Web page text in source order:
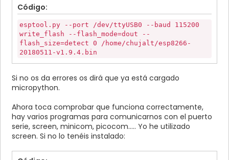
Código:
esptool.py --port /dev/ttyUSB0 --baud 115200
write_flash --flash_mode=dout --
flash_size=detect 0 /home/chujalt/esp8266-
20180511-v1.9.4.bin
Si no os da errores os dirá que ya está cargado
micropython.
Ahora toca comprobar que funciona correctamente,
hay varios programas para comunicarnos con el puerto
serie, screen, minicom, picocom..... Yo he utilizado
screen. Si no lo tenéis instalado: